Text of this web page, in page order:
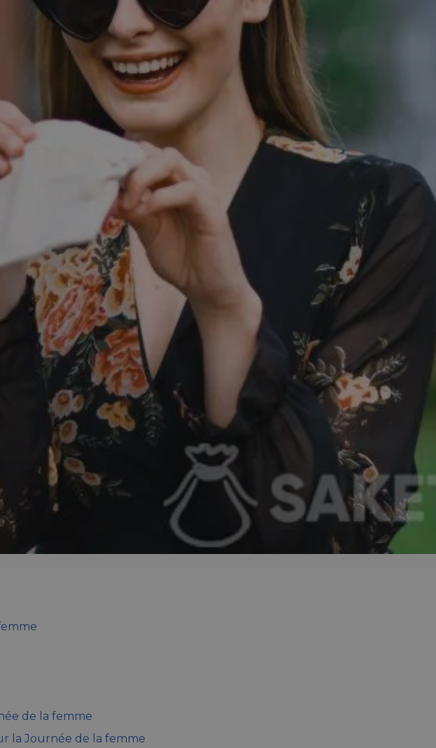
de la femme
la Journée de la femme